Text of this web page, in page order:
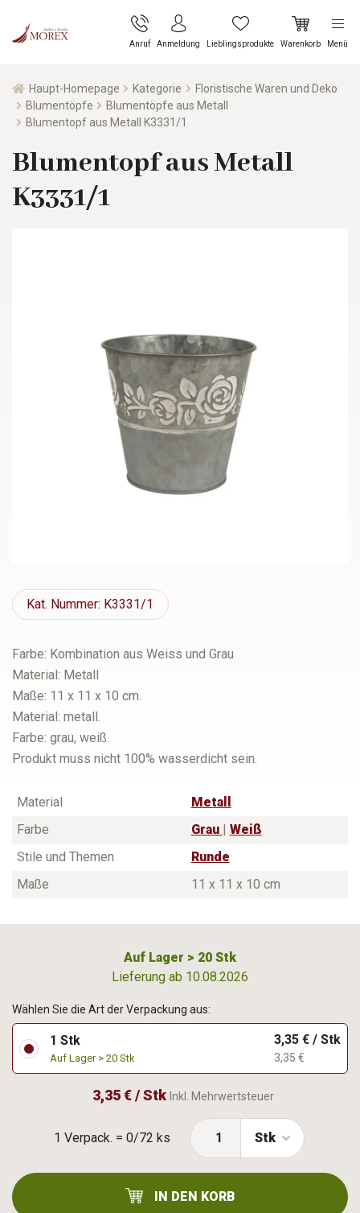
Anruf Anmeldung Lieblingsprodukte Warenkorb Menü
Haupt-Homepage Kategorie
Floristische Waren und Deko
Blumentöpfe
Blumentöpfe aus Metall
Blumentopf aus Metall K3331/1
Blumentopf aus Metall
K3331/1
Kat. Nummer: K3331/1
Farbe: Kombination aus Weiss und Grau
Material: Metall
Maße: 11 x 11 x 10 cm.
Material: metall.
Farbe: grau, weiß.
Produkt muss nicht 100% wasserdicht sein.
Material
Metall
Farbe
Grau
Weiß
Stile und Themen
Runde
Maße
11 x 11 x 10 cm
Auf Lager > 20 Stk
Lieferung ab 10.08.2026
1 Verpack. = 0/72 ks
Wählen Sie die Art der Verpackung aus:
1 Stk
Auf Lager > 20 Stk
3,35 € / Stk
3,35 €
3,35 € / Stk Inkl. Mehrwertsteuer
Stk
IN DEN KORB